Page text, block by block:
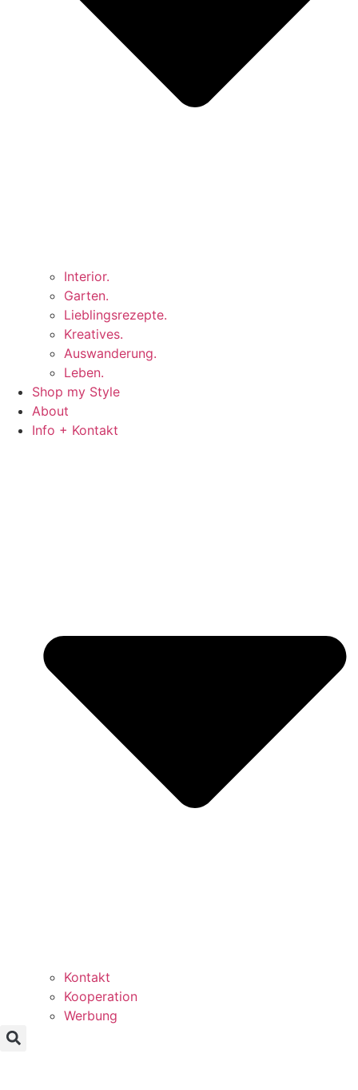
Interior.
Garten.
Lieblingsrezepte.
Kreatives.
Auswanderung.
Leben.
Shop my Style
About
Info + Kontakt
Kontakt
Kooperation
Werbung